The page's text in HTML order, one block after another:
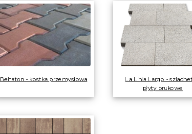
Behaton - kostka przemysłowa La Linia Largo -
płyty brukowe